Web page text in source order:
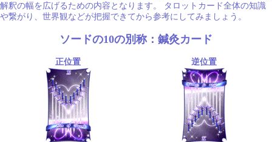
解釈の幅を広げるための内容となります。 タロットカード全体の知識
や繋がり、世界観などが把握できてから参考にしてみましょう。
ソードの10の別称：鍼灸カード
正位置 逆位置